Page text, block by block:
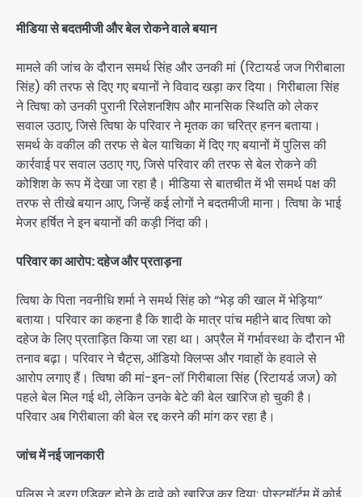
मीडिया से बदतमीजी और बेल रोकने वाले बयान
मामले की जांच के दौरान समर्थ सिंह और उनकी मां (रिटायर्ड जज गिरीबाला
सिंह) की तरफ से दिए गए बयानों ने विवाद खड़ा कर दिया। गिरीबाला सिंह
ने त्विषा को उनकी पुरानी रिलेशनशिप और मानसिक स्थिति को लेकर
सवाल उठाए, जिसे त्विषा के परिवार ने मृतक का चरित्र हनन बताया।
समर्थ के वकील की तरफ से बेल याचिका में दिए गए बयानों में पुलिस की
कार्रवाई पर सवाल उठाए गए, जिसे परिवार की तरफ से बेल रोकने की
कोशिश के रूप में देखा जा रहा है। मीडिया से बातचीत में भी समर्थ पक्ष की
तरफ से तीखे बयान आए, जिन्हें कई लोगों ने बदतमीजी माना। त्विषा के भाई
मेजर हर्षित ने इन बयानों की कड़ी निंदा की।
परिवार का आरोप: दहेज और प्रताड़ना
त्विषा के पिता नवनीधि शर्मा ने समर्थ सिंह को “भेड़ की खाल में भेड़िया”
बताया। परिवार का कहना है कि शादी के मात्र पांच महीने बाद त्विषा को
दहेज के लिए प्रताड़ित किया जा रहा था। अप्रैल में गर्भावस्था के दौरान भी
तनाव बढ़ा। परिवार ने चैट्स, ऑडियो क्लिप्स और गवाहों के हवाले से
आरोप लगाए हैं। त्विषा की मां-इन-लॉ गिरीबाला सिंह (रिटायर्ड जज) को
पहले बेल मिल गई थी, लेकिन उनके बेटे की बेल खारिज हो चुकी है।
परिवार अब गिरीबाला की बेल रद्द करने की मांग कर रहा है।
जांच में नई जानकारी